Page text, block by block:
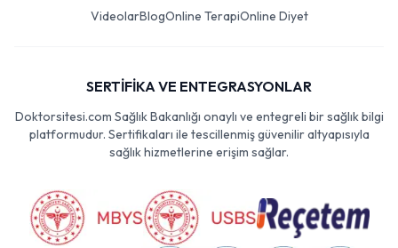
VideolarBlogOnline TerapiOnline Diyet
SERTİFİKA VE ENTEGRASYONLAR
Doktorsitesi.com Sağlık Bakanlığı onaylı ve entegreli bir sağlık bilgi
platformudur. Sertifikaları ile tescillenmiş güvenilir altyapısıyla
sağlık hizmetlerine erişim sağlar.